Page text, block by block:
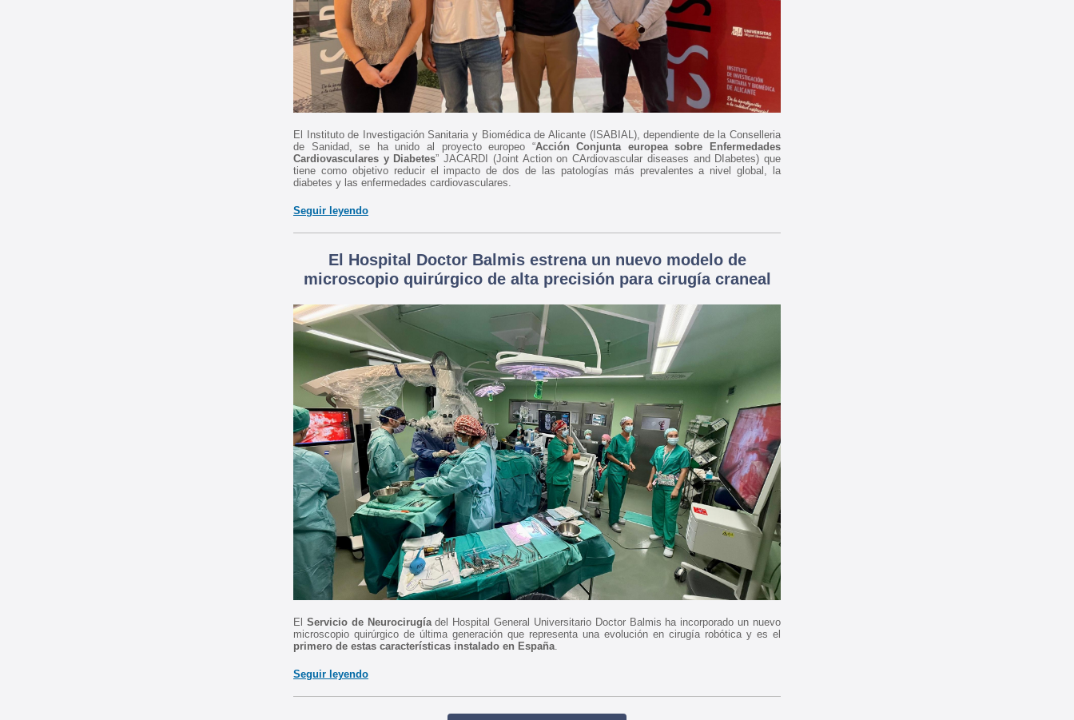
El Instituto de Investigación Sanitaria y Biomédica de Alicante (ISABIAL), dependiente de la Conselleria
de Sanidad, se ha unido al proyecto europeo “Acción Conjunta europea sobre Enfermedades
Cardiovasculares y Diabetes” JACARDI (Joint Action on CArdiovascular diseases and DIabetes) que
tiene como objetivo reducir el impacto de dos de las patologías más prevalentes a nivel global, la
diabetes y las enfermedades cardiovasculares.
Seguir leyendo
El Hospital Doctor Balmis estrena un nuevo modelo de
microscopio quirúrgico de alta precisión para cirugía craneal
El Servicio de Neurocirugíadel Hospital General Universitario Doctor Balmis ha incorporado un nuevo
microscopio quirúrgico de última generación que representa una evolución en cirugía robótica y es el
primero de estas características instalado en España.
Seguir leyendo